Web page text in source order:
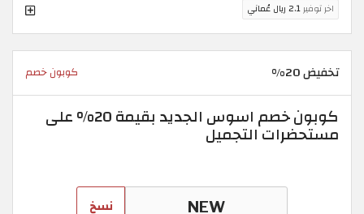
اخر توفير2.1 ريال عُماني
تخفيض 20% كوبون خصم
كوبون خصم اسوس الجديد بقيمة 20% على
مستحضرات التجميل
نسخ